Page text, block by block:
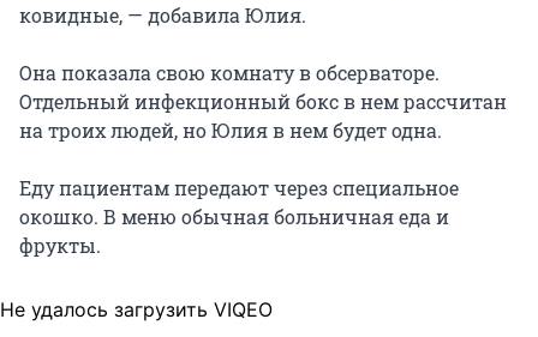
ковидные, — добавила Юлия.
Она показала свою комнату в обсерваторе.
Отдельный инфекционный бокс в нем рассчитан
на троих людей, но Юлия в нем будет одна.
Еду пациентам передают через специальное
окошко. В меню обычная больничная еда и
фрукты.
Не удалось загрузить VIQEO